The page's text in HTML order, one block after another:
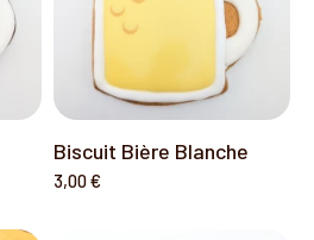
Biscuit Bière Blanche
3,00 €